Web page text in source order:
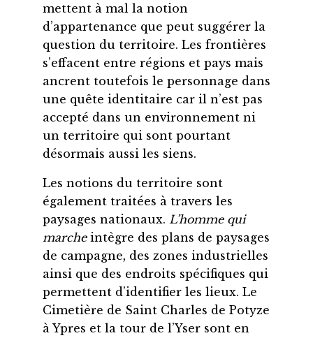
mettent à mal la notion
d’appartenance que peut suggérer la
question du territoire. Les frontières
s’effacent entre régions et pays mais
ancrent toutefois le personnage dans
une quête identitaire car il n’est pas
accepté dans un environnement ni
un territoire qui sont pourtant
désormais aussi les siens.
Les notions du territoire sont
également traitées à travers les
paysages nationaux. L’homme qui
marche intègre des plans de paysages
de campagne, des zones industrielles
ainsi que des endroits spécifiques qui
permettent d’identifier les lieux. Le
Cimetière de Saint Charles de Potyze
à Ypres et la tour de l’Yser sont en